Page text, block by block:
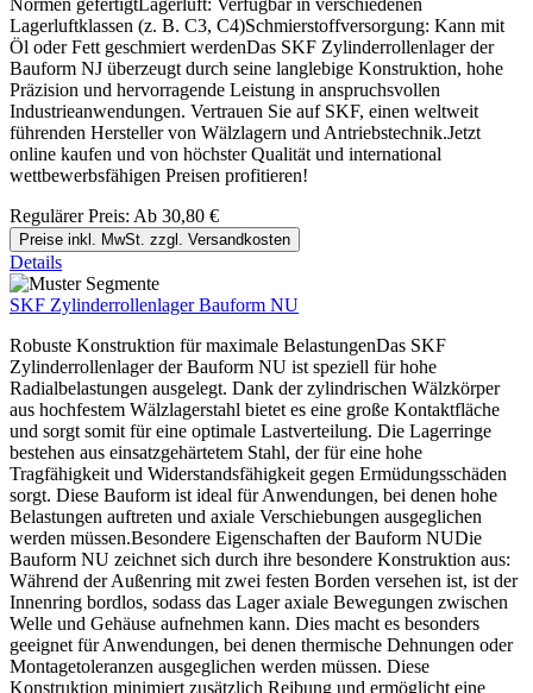
Normen gefertigtLagerluft: Verfügbar in verschiedenen
Lagerluftklassen (z. B. C3, C4)Schmierstoffversorgung: Kann mit
Öl oder Fett geschmiert werdenDas SKF Zylinderrollenlager der
Bauform NJ überzeugt durch seine langlebige Konstruktion, hohe
Präzision und hervorragende Leistung in anspruchsvollen
Industrieanwendungen. Vertrauen Sie auf SKF, einen weltweit
führenden Hersteller von Wälzlagern und Antriebstechnik.Jetzt
online kaufen und von höchster Qualität und international
wettbewerbsfähigen Preisen profitieren!
Regulärer Preis: Ab 30,80 €
Preise inkl. MwSt. zzgl. Versandkosten
Details
SKF Zylinderrollenlager Bauform NU
Robuste Konstruktion für maximale BelastungenDas SKF
Zylinderrollenlager der Bauform NU ist speziell für hohe
Radialbelastungen ausgelegt. Dank der zylindrischen Wälzkörper
aus hochfestem Wälzlagerstahl bietet es eine große Kontaktfläche
und sorgt somit für eine optimale Lastverteilung. Die Lagerringe
bestehen aus einsatzgehärtetem Stahl, der für eine hohe
Tragfähigkeit und Widerstandsfähigkeit gegen Ermüdungsschäden
sorgt. Diese Bauform ist ideal für Anwendungen, bei denen hohe
Belastungen auftreten und axiale Verschiebungen ausgeglichen
werden müssen.Besondere Eigenschaften der Bauform NUDie
Bauform NU zeichnet sich durch ihre besondere Konstruktion aus:
Während der Außenring mit zwei festen Borden versehen ist, ist der
Innenring bordlos, sodass das Lager axiale Bewegungen zwischen
Welle und Gehäuse aufnehmen kann. Dies macht es besonders
geeignet für Anwendungen, bei denen thermische Dehnungen oder
Montagetoleranzen ausgeglichen werden müssen. Diese
Konstruktion minimiert zusätzlich Reibung und ermöglicht eine